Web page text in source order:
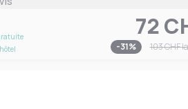
72
-31% 103 CHF